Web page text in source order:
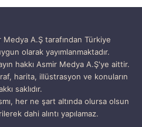
A.Ş tarafından Türkiye
olarak yayımlanmaktadır.
hakkı Asmir Medya A.Ş'ye aittir.
harita, illüstrasyon ve konuların
saklıdır.
her ne şart altında olursa olsun
dahi alıntı yapılamaz.